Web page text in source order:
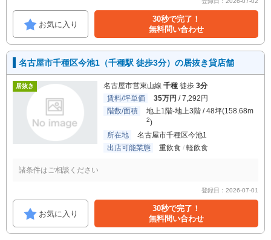
お気に入り
30秒で完了！
無料問い合わせ
名古屋市千種区今池1（千種駅 徒歩3分）の居抜き貸店舗
居抜き 名古屋市営東山線 千種 徒歩 3分
賃料/坪単価
35万円 / 7,292円
階数/面積
地上1階-地上3階 / 48坪(158.68m
2)
所在地
名古屋市千種区今池1
出店可能業態
重飲食 軽飲食
諸条件はご相談ください
登録日：2026-07-01
お気に入り
30秒で完了！
無料問い合わせ